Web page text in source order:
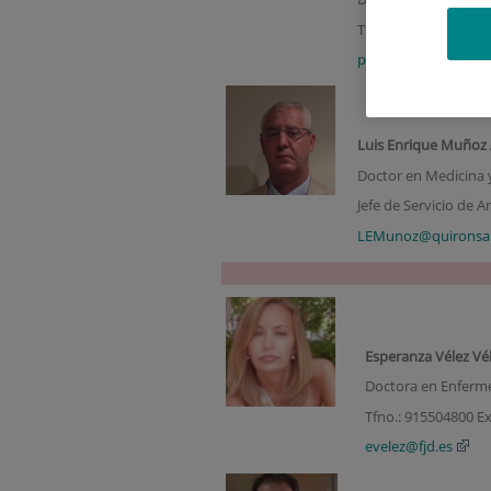
Tfno.: 915504800
Luis Enrique Muñoz
Doctor en Medicina
Jefe de Servicio de
Esperanza Vélez
Doctora en
Tfno.: 915504800
evelez@fjd.es